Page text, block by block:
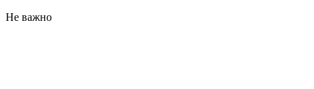
Не важно